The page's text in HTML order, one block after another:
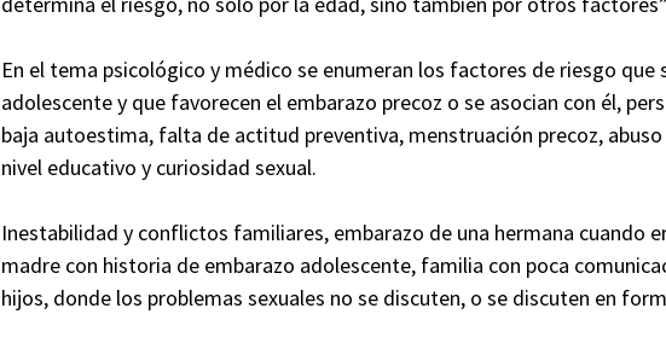
En el tema psicológico y médico se enumeran los factores de riesgo que
adolescente y que favorecen el embarazo precoz o se asocian con él,
baja autoestima, falta de actitud preventiva, menstruación precoz,
nivel educativo y curiosidad sexual.
Inestabilidad y conflictos familiares, embarazo de una hermana cuando
madre con historia de embarazo adolescente, familia con poca
hijos, donde los problemas sexuales no se discuten, o se discuten en